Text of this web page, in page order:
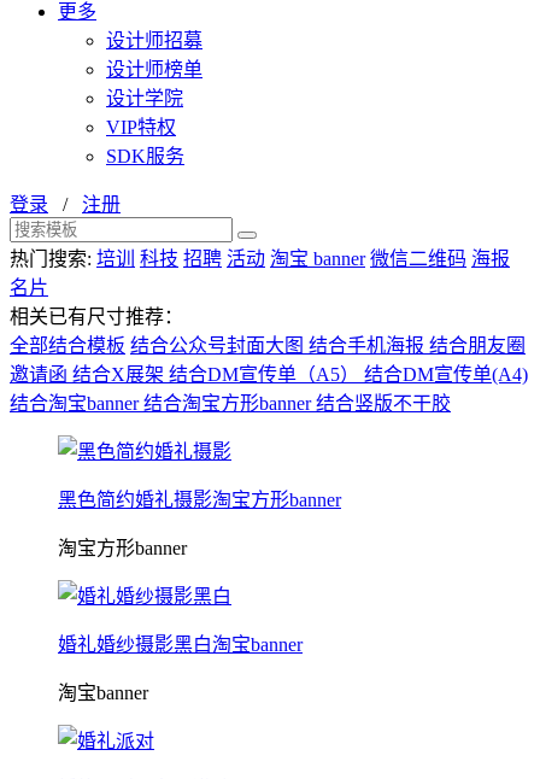
更多
设计师招募
设计师榜单
设计学院
VIP特权
SDK服务
登录 / 注册
热门搜索: 培训 科技 招聘 活动 淘宝 banner 微信二维码 海报
名片
相关已有尺寸推荐：
全部结合模板 结合公众号封面大图 结合手机海报 结合朋友圈
邀请函 结合X展架 结合DM宣传单（A5） 结合DM宣传单(A4)
结合淘宝banner结合淘宝方形banner结合竖版不干胶
黑色简约婚礼摄影淘宝方形banner
淘宝方形banner
婚礼婚纱摄影黑白淘宝banner
淘宝banner